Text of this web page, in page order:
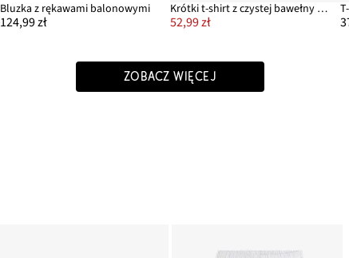
Bluzka z rękawami balonowymi
124,99 zł
Krótki t-shirt z czystej bawełny organicznej
52,99 zł
ZOBACZ WIĘCEJ